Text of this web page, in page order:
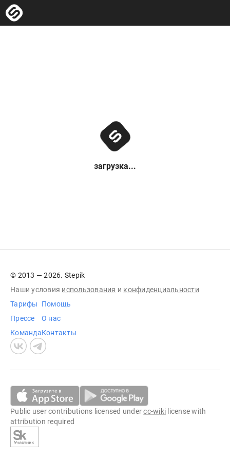
загрузка...
© 2013 — 2026. Stepik
Наши условия использования и конфиденциальности
Тарифы
Прессе
Команда
Помощь
О нас
Контакты
Public user contributions licensed undercc-wiki license with
attribution required